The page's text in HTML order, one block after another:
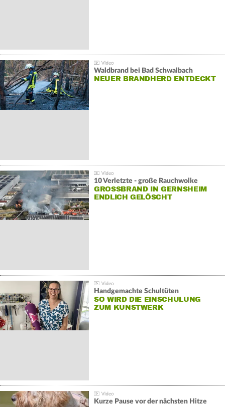
Waldbrand bei Bad Schwalbach
NEUER BRANDHERD ENTDECKT
10 Verletzte - große Rauchwolke
GROSSBRAND IN GERNSHEIM E
NDLICH GELÖSCHT
Handgemachte Schultüten
SO WIRD DIE EINSCHULUNG
ZUM KUNSTWERK
Kurze Pause vor der nächsten Hitze